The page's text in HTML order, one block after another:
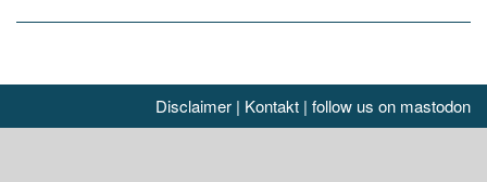
Disclaimer | Kontakt | follow us on mastodon